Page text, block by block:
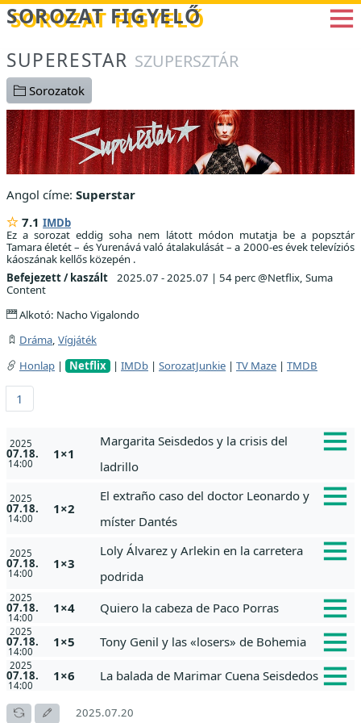
Betöltés...
SOROZAT FIGYELŐ
SUPERESTAR SZUPERSZTÁR
Sorozatok
Angol címe: Superstar
7.1 IMDb
Ez a sorozat eddig soha nem látott módon mutatja be a popsztár
Tamara életét – és Yurenává való átalakulását – a 2000-es évek televíziós
káoszának kellős közepén .
Befejezett / kaszált
2025.07 - 2025.07 | 54 perc @Netflix, Suma
Content
Alkotó: Nacho Vigalondo
Dráma, Vígjáték
Honlap | Netflix | IMDb | SorozatJunkie | TV Maze | TMDB
1
2025
07.18.
14:00
1×1
Margarita Seisdedos y la crisis del
ladrillo
2025
07.18.
14:00
1×2
El extraño caso del doctor Leonardo y
míster Dantés
2025
07.18.
14:00
1×3
Loly Álvarez y Arlekin en la carretera
podrida
2025
07.18.
14:00
1×4 Quiero la cabeza de Paco Porras
2025
07.18.
14:00
1×5 Tony Genil y las «losers» de Bohemia
2025
07.18.
14:00
1×6 La balada de Marimar Cuena Seisdedos
2025.07.20